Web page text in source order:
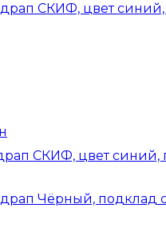
СКИФ, цвет синий,